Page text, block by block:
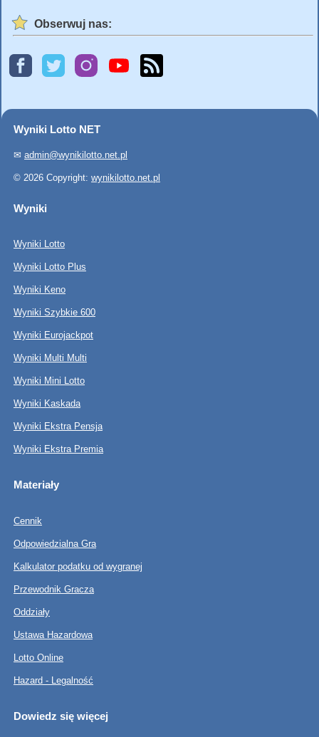
Obserwuj nas:
Wyniki Lotto NET
✉ admin@wynikilotto.net.pl
© 2026 Copyright: wynikilotto.net.pl
Wyniki
Wyniki Lotto
Wyniki Lotto Plus
Wyniki Keno
Wyniki Szybkie 600
Wyniki Eurojackpot
Wyniki Multi Multi
Wyniki Mini Lotto
Wyniki Kaskada
Wyniki Ekstra Pensja
Wyniki Ekstra Premia
Materiały
Cennik
Odpowiedzialna Gra
Kalkulator podatku od wygranej
Przewodnik Gracza
Oddziały
Ustawa Hazardowa
Lotto Online
Hazard - Legalność
Dowiedz się więcej